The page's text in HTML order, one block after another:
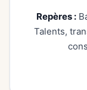
Repères :
Talents,